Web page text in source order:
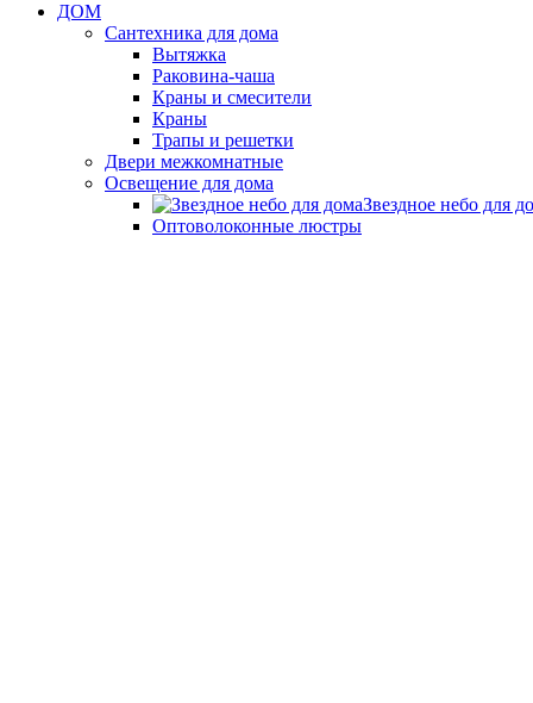
ДОМ
Сантехника для дома
Вытяжка
Раковина-чаша
Краны и смесители
Краны
Трапы и решетки
Двери межкомнатные
Освещение для дома
Звездное небо для
Оптоволоконные люстры